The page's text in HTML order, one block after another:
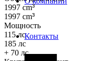
Контакты
1997 cm³
1997 cm³
Мощность
115 лс
185 лс
+ 70 лс